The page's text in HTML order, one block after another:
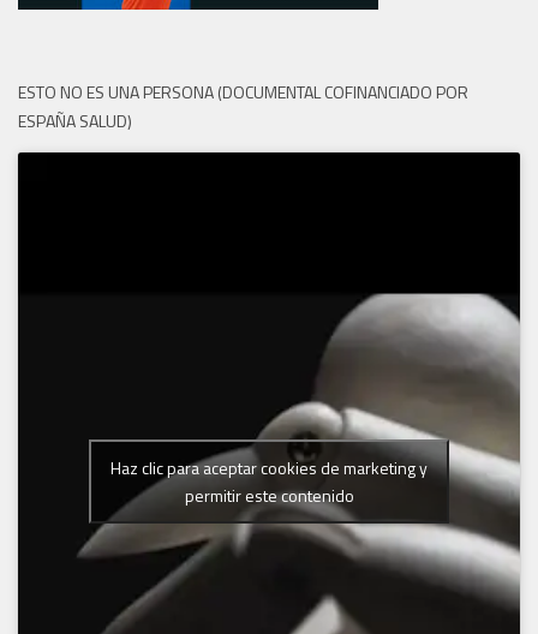
ESTO NO ES UNA PERSONA (DOCUMENTAL COFINANCIADO POR
ESPAÑA SALUD)
Haz clic para aceptar cookies de marketing y
permitir este contenido